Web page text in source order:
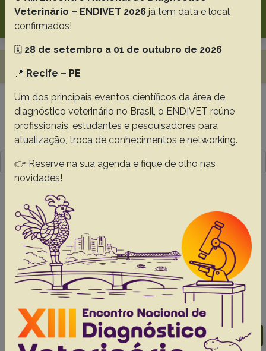
Search
Resultado da pesquisa (1)
Termo utilizado na pesquisa
Evaristo A.M.C.F.
Co-infection by tick-borne pathogens
and Leishmania spp. in dogs with clinical
signs suggestive of leishmaniasis from an
endemic area in northeastern Brazil
Evaristo A.M.C.F. Santos P.T.T. Sé F.S.
Collere F.C.M.
Silva B.B.F.
Cardoso E.R.N. Kakimori M.T.A.
Vieira T.S.W.J.
Krawczak F.S.
Moraes-Filho J. Vieira R.F.C. Horta M.C.
Abstracts: English Portuguese
Go to 44(0), 2024
Download article |
Veterinário – ENDIVET 2026 já tem data e local
confirmados!
🗓️ 28 de setembro a 01 de outubro de 2026
📍 Recife – PE
Um dos principais eventos científicos da área de
diagnóstico veterinário no Brasil, o ENDIVET reúne
profissionais, estudantes e pesquisadores para
atualização, troca de conhecimentos e networking.
👉 Reserve na sua agenda e fique de olho nas
novidades!